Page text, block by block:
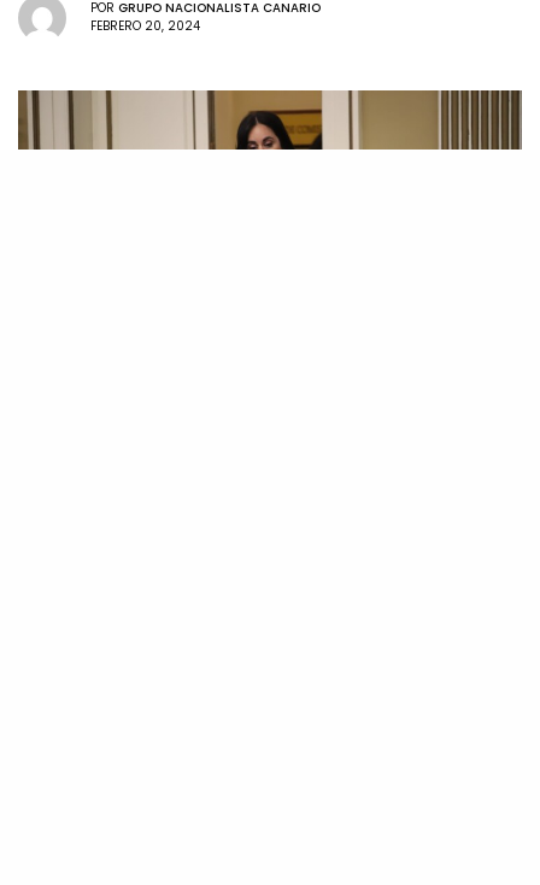
POR GRUPO NACIONALISTA CANARIO
FEBRERO 20, 2024